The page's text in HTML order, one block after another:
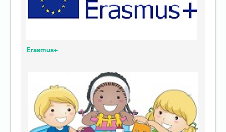
Erasmus+